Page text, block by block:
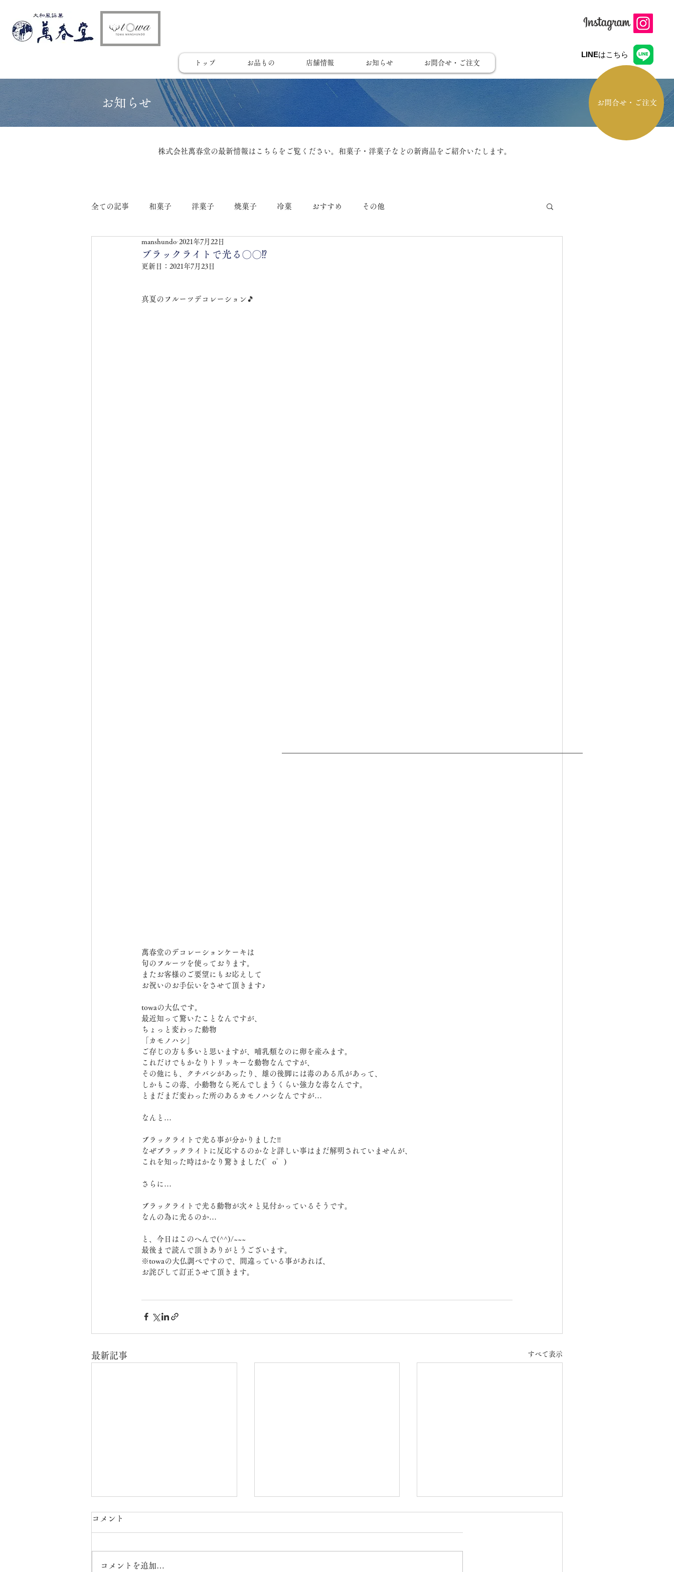
お問合せ・ご注文
LINEはこちら
トップ お品もの 店舗情報 お知らせ お問合せ・ご注文
​お知らせ
株式会社萬春堂の最新情報はこちらをご覧ください。和菓子・洋菓子などの新商品をご紹介いたします。
全ての記事 和菓子 洋菓子 焼菓子 冷菓 おすすめ その他
ブラックライトで光る〇〇⁉
manshundo 2021年7月22日
更新日： 2021年7月23日
真夏のフルーツデコレーション🎵
萬春堂のデコレーションケーキは
旬のフルーツを使っております。
またお客様のご要望にもお応えして
お祝いのお手伝いをさせて頂きます♪
towaの大仏です。
最近知って驚いたことなんですが、
ちょっと変わった動物
「カモノハシ」
ご存じの方も多いと思いますが、哺乳類なのに卵を産みます。
これだけでもかなりトリッキーな動物なんですが、
その他にも、クチバシがあったり、雄の後脚には毒のある爪があって、
しかもこの毒、小動物なら死んでしまうくらい強力な毒なんです。
とまだまだ変わった所のあるカモノハシなんですが…
なんと…
ブラックライトで光る事が分かりました‼
なぜブラックライトに反応するのかなど詳しい事はまだ解明されていませんが、
これを知った時はかなり驚きました(゜o゜)
さらに…
ブラックライトで光る動物が次々と見付かっているそうです。
なんの為に光るのか…
と、今日はこのへんで(^^)/~~~
最後まで読んで頂きありがとうございます。
※towaの大仏調べですので、間違っている事があれば、
お詫びして訂正させて頂きます。
最新記事 すべて表示
水花抄✨
コメント
コメントを追加…